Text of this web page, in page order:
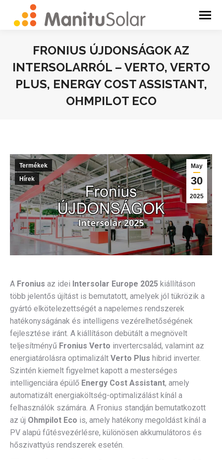
FRONIUS ÚJDONSÁGOK AZ
INTERSOLARRÓL – VERTO, VERTO
PLUS, ENERGY COST ASSISTANT,
OHMPILOT ECO
May
30
2025
Termékek
Hírek
A Fronius az idei Intersolar Europe 2025 kiállításon
több jelentős újítást is bemutatott, amelyek jól tükrözik a
gyártó elkötelezettségét a napelemes rendszerek
hatékonyságának és intelligens vezérelhetőségének
fejlesztése iránt. A kiállításon debütált a megnövelt
teljesítményű Fronius Verto invertercsalád, valamint az
energiatárolásra optimalizált Verto Plus hibrid inverter.
Szintén kiemelt figyelmet kapott a mesterséges
intelligenciára épülő Energy Cost Assistant, amely
automatizált energiaköltség-optimalizálást kínál a
felhasználók számára. A Fronius standján bemutatkozott
az új Ohmpilot Eco is, amely hatékony megoldást kínál a
PV alapú fűtésvezérlésre, különösen akkumulátoros és
hőszivattyús rendszerek esetén.